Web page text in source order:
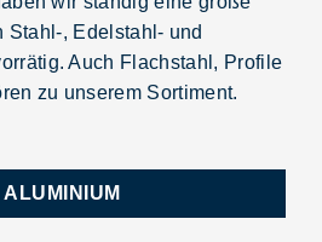
Stahl-, Edelstahl- und
Auch Flachstahl, Profile
zu unserem Sortiment.
ALUMINIUM